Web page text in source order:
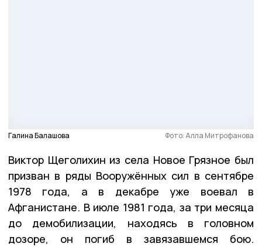
Галина Балашова Фото: Алла Митрофанова
Виктор Щеголихин из села Новое Грязное был
призван в ряды Вооружённых сил в сентябре
1978 года, а в декабре уже воевал в
Афганистане. В июле 1981 года, за три месяца
до демобилизации, находясь в головном
дозоре, он погиб в завязавшемся бою.